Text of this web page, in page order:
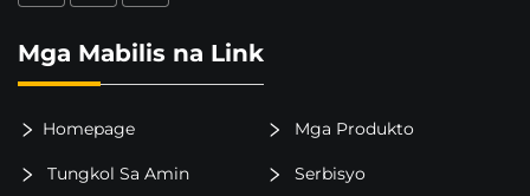
Mga Mabilis na Link
Homepage Mga Produkto
Tungkol Sa Amin Serbisyo